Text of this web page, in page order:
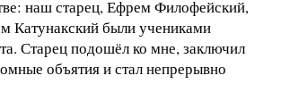
наш старец, Ефрем Филофейский,
Катунакский были учениками
Старец подошёл ко мне, заключил
объятия и стал непрерывно